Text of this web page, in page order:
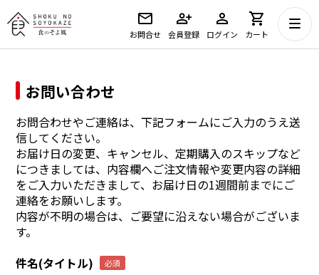
お問合せ 会員登録 ログイン カート
お問い合わせ
お問合わせやご連絡は、下記フォームにご入力のうえ送
信してください。
お届け日の変更、キャンセル、定期購入のスキップなど
につきましては、内容欄へご注文情報や変更内容の詳細
をご入力いただきまして、お届け日の1週間前までにご
連絡をお願いします。
内容が不明の場合は、ご要望に沿えない場合がございま
す。
件名(タイトル)